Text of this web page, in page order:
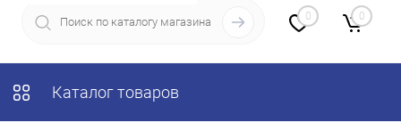
0 0
Каталог товаров